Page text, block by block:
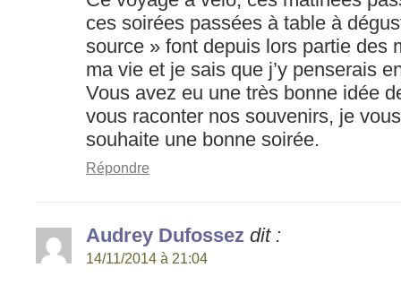
ces soirées passées à table à
source » font depuis lors partie des
ma vie et je sais que j’y penserais
Vous avez eu une très bonne idée
vous raconter nos souvenirs, je
souhaite une bonne soirée.
Répondre
Audrey Dufossez dit :
14/11/2014 à 21:04